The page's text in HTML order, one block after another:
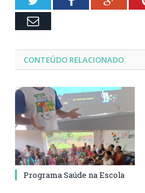
Email
CONTEÚDO RELACIONADO
Programa Saúde na Escola